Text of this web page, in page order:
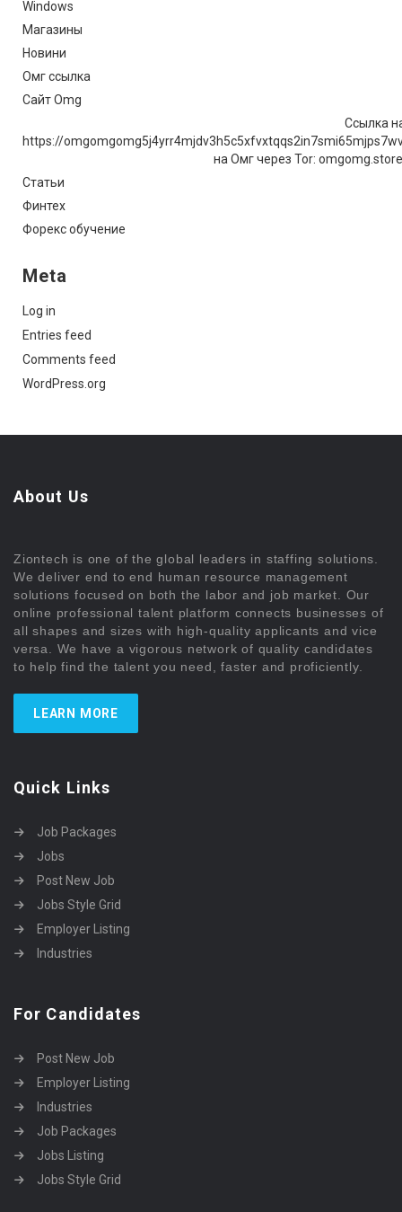
Windows
Магазины
Новини
Омг ссылка
Сайт Omg
Ссылка
https://
на Омг через Tor:
Статьи
Финтех
Форекс обучение
Meta
Log in
Entries feed
Comments feed
WordPress.org
About Us
Ziontech is one of the global leaders in staffing solutions.
We deliver end to end human resource management
solutions focused on both the labor and job market. Our
online professional talent platform connects businesses of
all shapes and sizes with high-quality applicants and vice
versa. We have a vigorous network of quality candidates
to help find the talent you need, faster and proficiently.
LEARN MORE
Quick Links
Job Packages
Jobs
Post New Job
Jobs Style Grid
Employer Listing
Industries
For Candidates
Post New Job
Employer Listing
Industries
Job Packages
Jobs Listing
Jobs Style Grid